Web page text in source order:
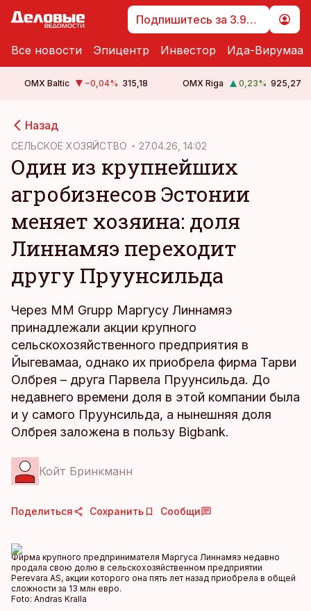
Подпишитесь за 3.99 €
Все новости Эпицентр Инвестор Ида-Вирумаа
OMX Baltic −0,04% 315,18 OMX Riga 0,23% 925,27
Назад
СЕЛЬСКОЕ ХОЗЯЙСТВО 27.04.26, 14:02
Один из крупнейших
агробизнесов Эстонии
меняет хозяина: доля
Линнамяэ переходит
другу Пруунсильда
Через MM Grupp Маргусу Линнамяэ
принадлежали акции крупного
сельскохозяйственного предприятия в
Йыгевамаа, однако их приобрела фирма Тарви
Олбрея – друга Парвела Пруунсильда. До
недавнего времени доля в этой компании была
и у самого Пруунсильда, а нынешняя доля
Олбрея заложена в пользу Bigbank.
Койт Бринкманн
Поделиться Сохранить Сообщи
Фирма крупного предпринимателя Маргуса Линнамяэ недавно
продала свою долю в сельскохозяйственном предприятии
Perevara AS, акции которого она пять лет назад приобрела в общей
сложности за 13 млн евро.
Foto: Andras Kralla